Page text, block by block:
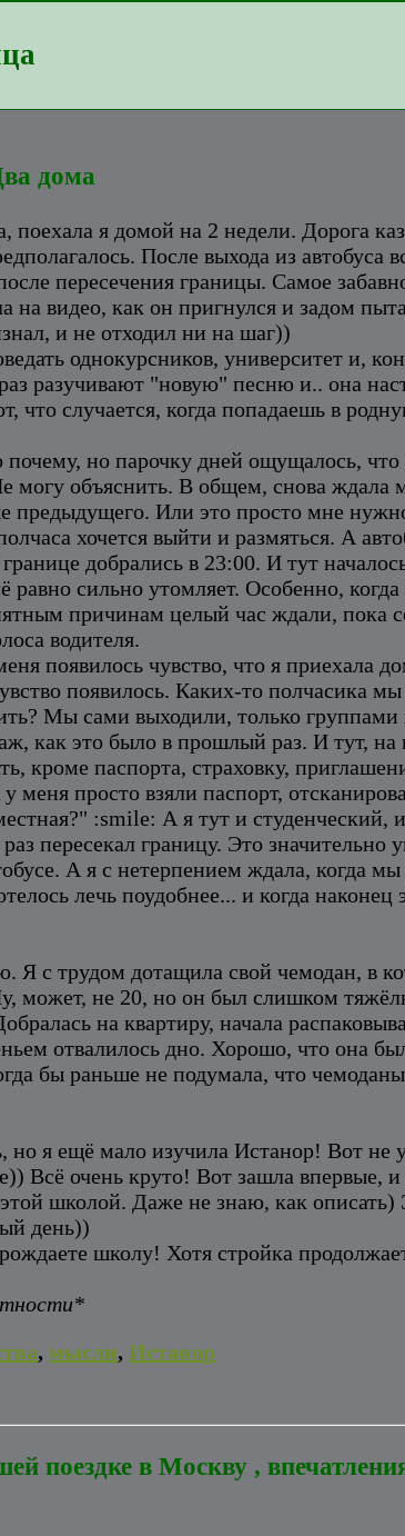
дома
поехала я домой на 2 недели. Дорога
После выхода из автобуса
пересечения границы. Самое
на видео, как он пригнулся и задом
и не отходил ни на шаг))
однокурсников, университет и,
разучивают "новую" песню и.. она
что случается, когда попадаешь в
но парочку дней ощущалось, что
могу объяснить. В общем, снова ждала
предыдущего. Или это просто мне
хочется выйти и размяться. А
добрались в 23:00. И тут
равно сильно утомляет. Особенно,
причинам целый час ждали, пока
водителя.
появилось чувство, что я
появилось. Каких-то полчасика
Мы сами выходили, только
как это было в прошлый раз. И тут,
кроме паспорта, страховку,
меня просто взяли паспорт,
:smile: А я тут и студенческий,
раз пересекал границу. Это значительно
А я с нетерпением ждала, когда
лечь поудобнее... и когда
Я с трудом дотащила свой чемодан, в
может, не 20, но он был слишком
на квартиру, начала
отвалилось дно. Хорошо, что она
бы раньше не подумала, что
я ещё мало изучила Истанор! Вот не
Всё очень круто! Вот зашла впервые,
школой. Даже не знаю, как
день))
школу! Хотя стройка
, мысли, Истанор
поездке в Москву ,